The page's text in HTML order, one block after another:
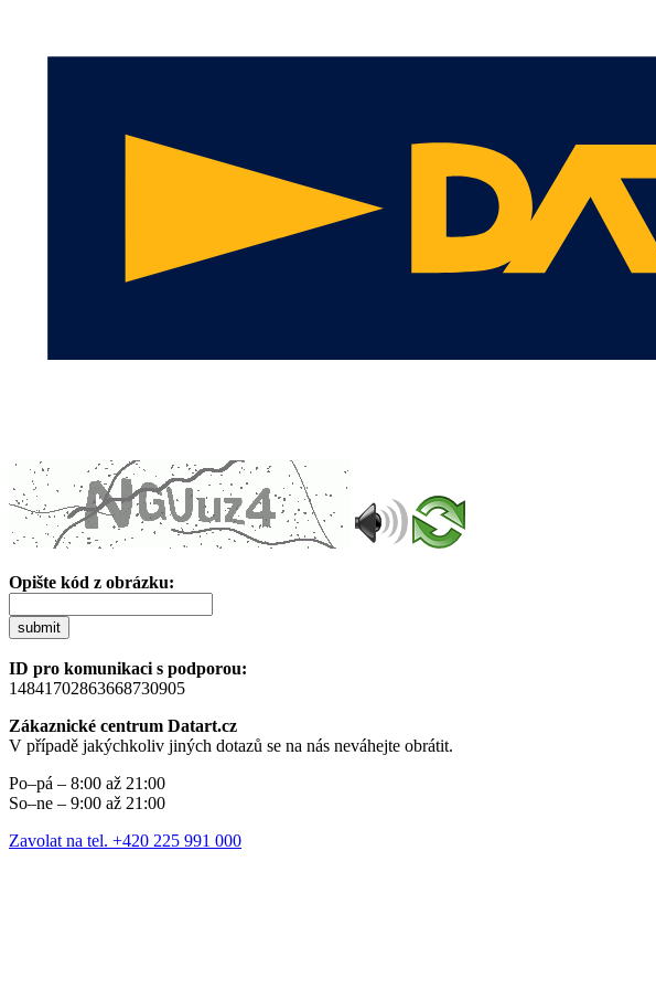
Opište kód z obrázku:
submit
ID pro komunikaci s podporou:
14841702863668730905
Zákaznické centrum Datart.cz
V případě jakýchkoliv jiných dotazů se na nás neváhejte obrátit.
Po–pá – 8:00 až 21:00
So–ne – 9:00 až 21:00
Zavolat na tel. +420 225 991 000